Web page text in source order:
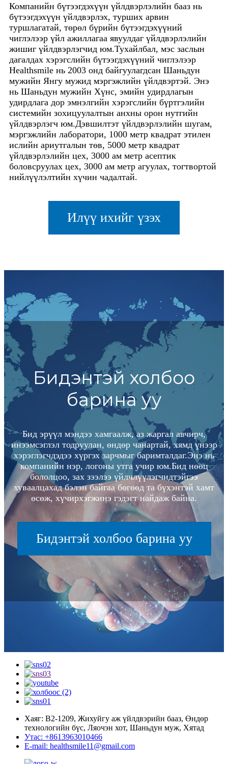
Компанийн бүтээгдэхүүн үйлдвэрлэлийн бааз нь
бүтээгдэхүүн үйлдвэрлэх, турших арвин
туршлагатай, төрөл бүрийн бүтээгдэхүүний
чиглэлээр үйл ажиллагаа явуулдаг үйлдвэрлэлийн
жишиг үйлдвэрлэгчид юм.Тухайлбал, мэс заслын
дагалдах хэрэгслийн бүтээгдэхүүний чиглэлээр
Healthsmile нь 2003 онд байгуулагдсан Шаньдун
мужийн Янгу мужид мэргэжлийн үйлдвэртэй. Энэ
нь Шаньдун мужийн Хүнс, эмийн удирдлагын
удирдлага дор эмнэлгийн хэрэгслийн бүртгэлийн
системийн зохицуулалтын анхны орон нутгийн
үйлдвэрлэгч юм.Дэвшилтэт үйлдвэрлэлийн шугам,
мэргэжлийн лаборатори, 1000 метр квадрат этилен
ислийн ариутгалын төв, 5000 метр квадрат
үйлдвэрлэлийн цех, 3000 ам метр асептик
боловсруулах цех, 3000 ам метр агуулах, тогтвортой
нийлүүлэлтийн хүчин чадалтай.
Илүү ихийг үзэх
Бидэнтэй холбоо
барина уу
Бид эрүүл мэндээ хамгаалж, аз жаргал авчирч,
инээмсэглэл тодруулан, өндөр чанартай, хямд үнээр
хэрэглэгчдэдээ хүргэх зарчмыг баримталдаг.Энэ нь
компанийн нэр, логоны утга учир юм.Бид нөөц
бололцоо, зах зээлээ үйлчлүүлэгчидтэйгээ
хуваалцахад бэлэн байгаа бөгөөд та бүхэнтэй хамт
өсөж, хүчирхэгжинэ гэдэгт найдаж байна.
Бидэнтэй холбоо барина уу
Хаяг: В2-1209, Жихуйгу аж үйлдвэрийн бааз, Өндөр
технологийн бүс, Ляочэн хот, Шаньдун муж, Хятад
Утас: +8613963010466
E-mail: healthsmile11@gmail.com